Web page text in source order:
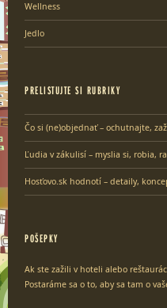
Wellness
Jedlo
PRELISTUJTE SI RUBRIKY
Čo si (ne)objednať – ochutnajte,
Ľudia v zákulisí – myslia si, robia,
Hosťovo.sk hodnotí – detaily,
POŠEPKY
Ak ste zažili v hoteli alebo
Postaráme sa o to, aby sa tam o